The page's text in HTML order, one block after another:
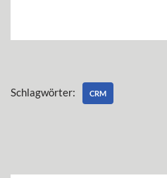
Schlagwörter: CRM